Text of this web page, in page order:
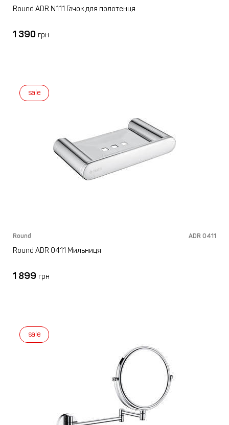
Round ADR N111 Гачок для полотенця
1 390 грн
sale
Round ADR 0411
Round ADR 0411 Мильниця
1 899 грн
sale